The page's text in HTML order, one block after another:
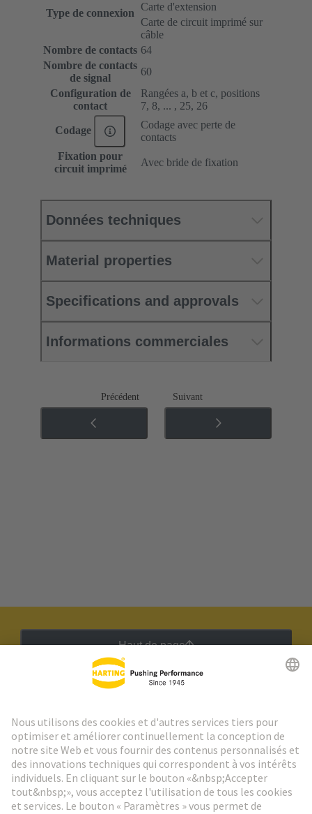
Type de connexion
Carte d'extension
Carte de circuit imprimé sur
câble
Nombre de contacts 64
Nombre de contacts
de signal
60
Configuration de
contact
Rangées a, b et c, positions
7, 8, ... , 25, 26
Codage
Codage avec perte de
contacts
Fixation pour
circuit imprimé
Avec bride de fixation
Données techniques
Material properties
Specifications and approvals
Informations commerciales
Précédent Suivant
Haut de page
Aller à l'inscription